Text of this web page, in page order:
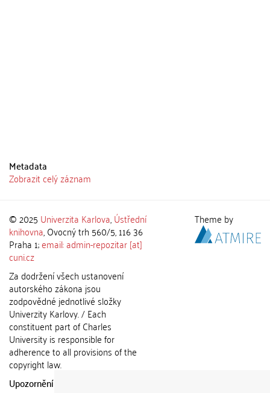
Metadata
Zobrazit celý záznam
© 2025 Univerzita Karlova,Ústřední
knihovna, Ovocný trh 560/5, 116 36
Praha 1;email: admin-repozitar [at]
cuni.cz
Za dodržení všech ustanovení
autorského zákona jsou
zodpovědné jednotlivé složky
Univerzity Karlovy. / Each
constituent part of Charles
University is responsible for
adherence to all provisions of the
copyright law.
Upozornění / Notice:
Theme by